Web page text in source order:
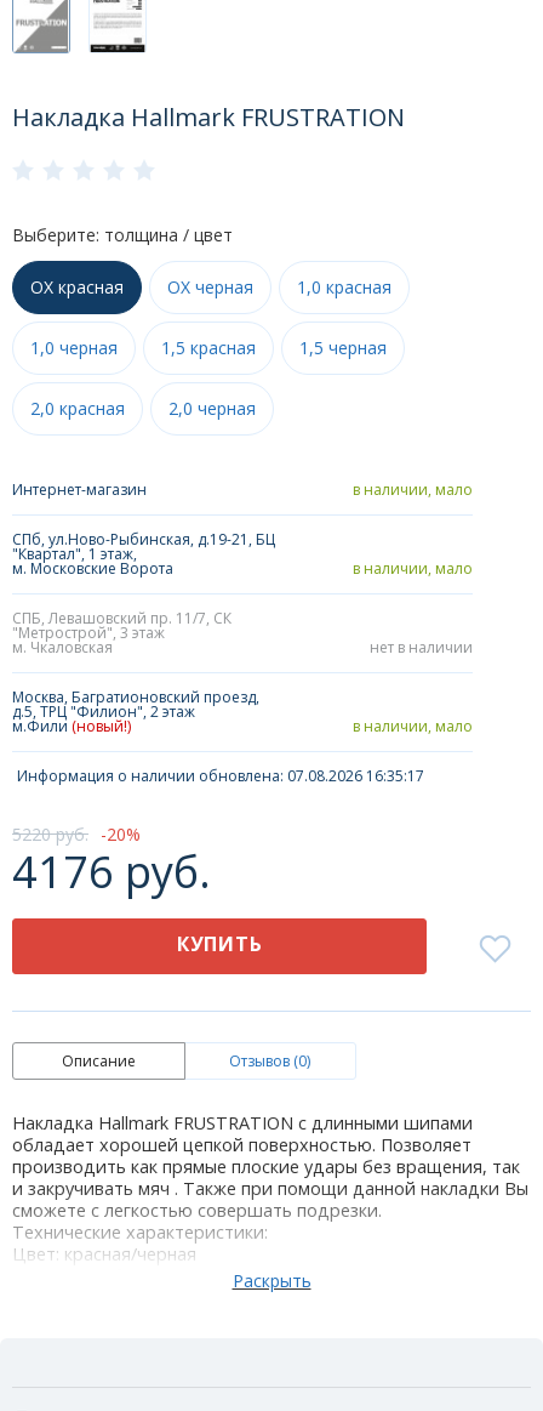
Накладка Hallmark FRUSTRATION
Выберите: толщина / цвет
OX красная OX черная 1,0 красная
1,0 черная 1,5 красная 1,5 черная
2,0 красная 2,0 черная
Интернет-магазин в наличии, мало
СПб, ул.Ново-Рыбинская, д.19-21, БЦ
"Квартал", 1 этаж,
м. Московские Ворота в наличии, мало
СПБ, Левашовский пр. 11/7, СК
"Метрострой", 3 этаж
м. Чкаловская нет в наличии
Москва, Багратионовский проезд,
д.5, ТРЦ "Филион", 2 этаж
м.Фили (новый!) в наличии, мало
Информация о наличии обновлена: 07.08.2026 16:35:17
5220 руб. 20
4176 руб.
КУПИТЬ
Описание Отзывов (0)
Накладка Hallmark FRUSTRATION с длинными шипами
обладает хорошей цепкой поверхностью. Позволяет
производить как прямые плоские удары без вращения, так
и закручивать мяч . Также при помощи данной накладки Вы
сможете с легкостью совершать подрезки.
Технические характеристики:
Цвет: красная/черная
Толщина губки: OX; 1,0; 1,5; 2,0мм
С85 В50 K90